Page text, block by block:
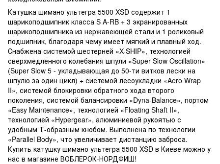
Катушка шимано ультегра 5500 XSD содержит 1
шарикоподшипник класса S A-RB + 3 экранированных
шарикоподшипника из нержавеющей стали и 1 роликовый
подшипник, благодаря чему имеет мягкий и плавный ход.
Снабжена системой шестерней «X-SHIP», технологией
сверхмедленного колебания шпули «Super Slow Oscillation»
(Super Slow 5 - укладывающая до 50-ти витков лески на
шпулю за один цикл) + системой лесоукладки «Aero Wrap
II», системой блокировки обратного хода второго
поколения, системой балансировки «Dyna-Balance», портом
«Easy Maintenance», технологией «Floating Shaft II»,
технологией «Hypergear», алюминиевой рукоятью с
удобным Т-образным кнобом. Выполнена по технологии
«Parallel Body», что увеличивает дистанцию заброса.
Купить катушку шимано ультегра 5500 XSD в Киеве можно у
нас в магазине ВОБЛЕРОК-НОРДФИШ!